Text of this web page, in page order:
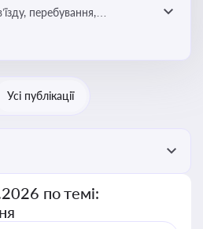
перебування,
а також набуття або
Усі публікації
по темі: